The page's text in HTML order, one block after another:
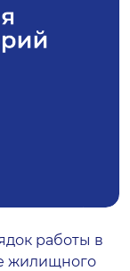
работы в
жилищного